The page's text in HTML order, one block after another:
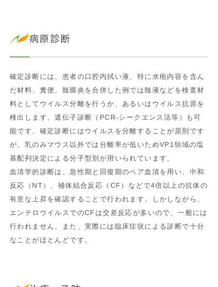
病原診断
確定診断には、患者の口腔内拭い液、特に水疱内容を含ん
だ材料、糞便、髄膜炎を合併した例では髄液などを検査材
料としてウイルス分離を行うか、あるいはウイルス抗原を
検出します。遺伝子診断（PCR-シークエンス法等）も可
能です。確定診断にはウイルスを分離することが原則です
が、乳のみマウス以外では分離率が低いためVP1領域の塩
基配列決定による分子型別が用いられています。
血清学的診断は、急性期と回復期のペア血清を用い、中和
反応（NT）、補体結合反応（CF）などで4倍以上の抗体の
有意な上昇を確認することで行われます。しかしながら、
エンテロウイルスでのCFは交差反応が多いので、一般には
行われません。また、実際には臨床症状による診断で十分
なことがほとんどです。